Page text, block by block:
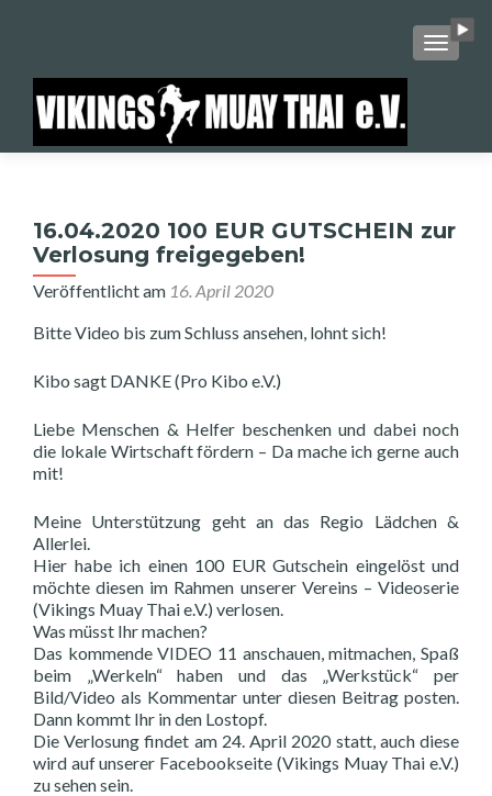
16.04.2020 100 EUR GUTSCHEIN zur
Verlosung freigegeben!
Veröffentlicht am 16. April 2020
Bitte Video bis zum Schluss ansehen, lohnt sich!
Kibo sagt DANKE (Pro Kibo e.V.)
Liebe Menschen & Helfer beschenken und dabei noch
die lokale Wirtschaft fördern – Da mache ich gerne auch
mit!
Meine Unterstützung geht an das Regio Lädchen &
Allerlei.
Hier habe ich einen 100 EUR Gutschein eingelöst und
möchte diesen im Rahmen unserer Vereins – Videoserie
(Vikings Muay Thai e.V.) verlosen.
Was müsst Ihr machen?
Das kommende VIDEO 11 anschauen, mitmachen, Spaß
beim „Werkeln“ haben und das „Werkstück“ per
Bild/Video als Kommentar unter diesen Beitrag posten.
Dann kommt Ihr in den Lostopf.
Die Verlosung findet am 24. April 2020 statt, auch diese
wird auf unserer Facebookseite (Vikings Muay Thai e.V.)
zu sehen sein.